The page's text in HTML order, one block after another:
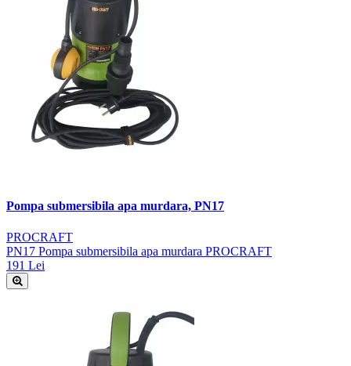
Pompa submersibila apa murdara, PN17
PROCRAFT
PN17 Pompa submersibila apa murdara PROCRAFT
191 Lei